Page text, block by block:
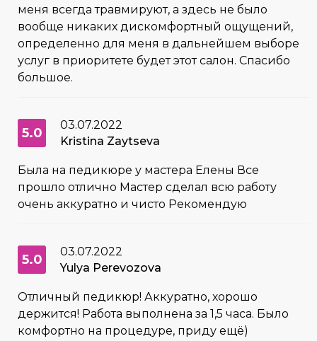
меня всегда травмируют, а здесь не было
вообще никаких дискомфортный ощущений,
определенно для меня в дальнейшем выборе
услуг в приоритете будет этот салон. Спасибо
большое.
5.0
03.07.2022
Kristina Zaytseva
Была на педикюре у мастера Елены Все
прошло отлично Мастер сделал всю работу
очень аккуратно и чисто Рекомендую
5.0
03.07.2022
Yulya Perevozova
Отличный педикюр! Аккуратно, хорошо
держится! Работа выполнена за 1,5 часа. Было
комфортно на процедуре, приду ещё)